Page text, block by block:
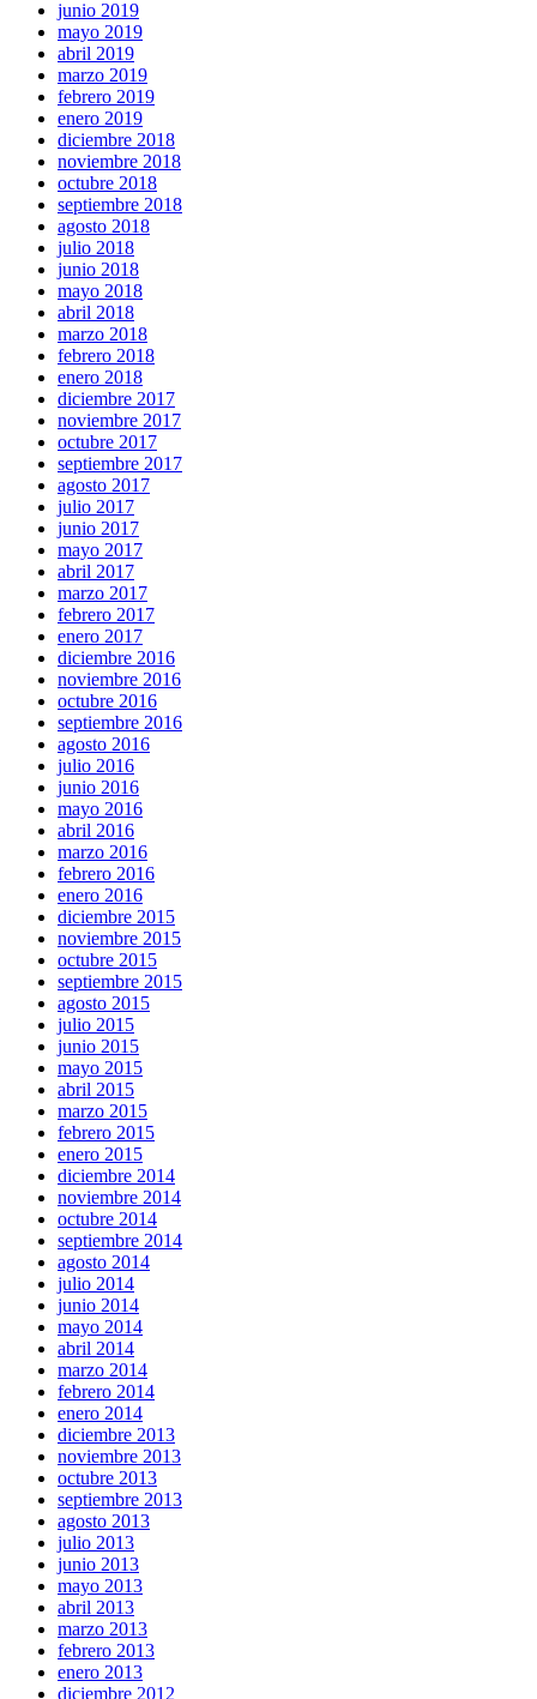
junio 2019
mayo 2019
abril 2019
marzo 2019
febrero 2019
enero 2019
diciembre 2018
noviembre 2018
octubre 2018
septiembre 2018
agosto 2018
julio 2018
junio 2018
mayo 2018
abril 2018
marzo 2018
febrero 2018
enero 2018
diciembre 2017
noviembre 2017
octubre 2017
septiembre 2017
agosto 2017
julio 2017
junio 2017
mayo 2017
abril 2017
marzo 2017
febrero 2017
enero 2017
diciembre 2016
noviembre 2016
octubre 2016
septiembre 2016
agosto 2016
julio 2016
junio 2016
mayo 2016
abril 2016
marzo 2016
febrero 2016
enero 2016
diciembre 2015
noviembre 2015
octubre 2015
septiembre 2015
agosto 2015
julio 2015
junio 2015
mayo 2015
abril 2015
marzo 2015
febrero 2015
enero 2015
diciembre 2014
noviembre 2014
octubre 2014
septiembre 2014
agosto 2014
julio 2014
junio 2014
mayo 2014
abril 2014
marzo 2014
febrero 2014
enero 2014
diciembre 2013
noviembre 2013
octubre 2013
septiembre 2013
agosto 2013
julio 2013
junio 2013
mayo 2013
abril 2013
marzo 2013
febrero 2013
enero 2013
diciembre 2012